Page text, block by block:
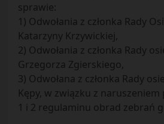
sprawie:
1) Odwołania z członka Rady
Katarzyny Krzywickiej,
2) Odwołania z członka Rady
Grzegorza Zgierskiego,
3) Odwołana z członka Rady
Kępy, w związku z
1 i 2 regulaminu obrad zebrań